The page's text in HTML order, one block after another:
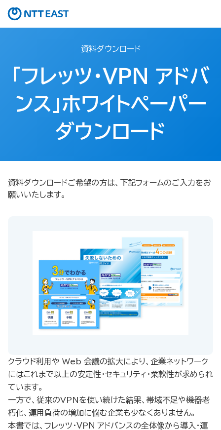
資料ダウンロード
「フレッツ・ＶＰＮ アドバ
ンス」ホワイトペーパー
ダウンロード
資料ダウンロードご希望の方は、下記フォームのご入力をお
願いいたします。
クラウド利用や Web 会議の拡大により、企業ネットワーク
にはこれまで以上の安定性・セキュリティ・柔軟性が求められ
ています。
一方で、従来のVPNを使い続けた結果、帯域不足や機器老
朽化、運用負荷の増加に悩む企業も少なくありません。
本書では、フレッツ・ＶＰＮ アドバンスの全体像から導入・運